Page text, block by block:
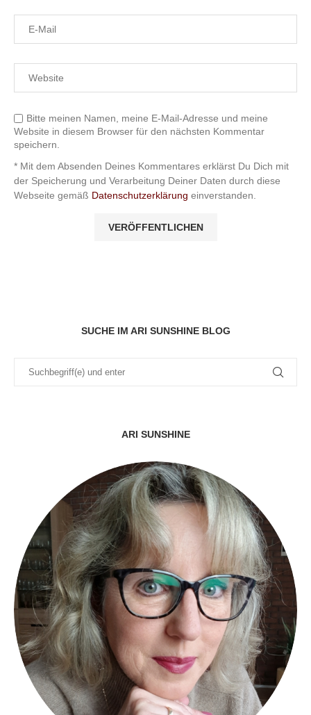
Bitte meinen Namen, meine E-Mail-Adresse und meine
Website in diesem Browser für den nächsten Kommentar
speichern.
* Mit dem Absenden Deines Kommentares erklärst Du Dich mit
der Speicherung und Verarbeitung Deiner Daten durch diese
Webseite gemäß Datenschutzerklärung einverstanden.
SUCHE IM ARI SUNSHINE BLOG
ARI SUNSHINE